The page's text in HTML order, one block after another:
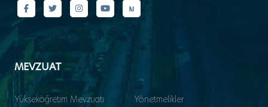
MEVZUAT
Yükseköğretim Mevzuatı
Yönetmelikler